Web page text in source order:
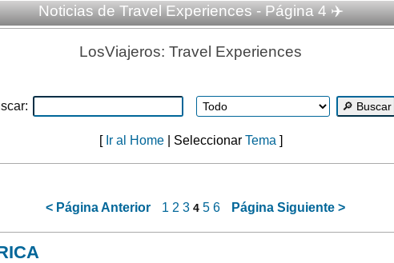
Noticias de Travel Experiences - Página 4 ✈️
LosViajeros: Travel Experiences
[ Ir al Home| SeleccionarTema ]
< Página Anterior 1 2 3 4 5 6 Página Siguiente >